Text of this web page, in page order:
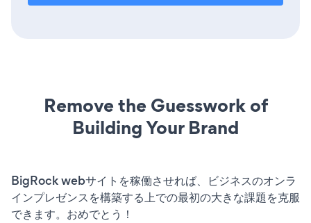
Remove the Guesswork of
Building Your Brand
BigRock webサイトを稼働させれば、ビジネスのオンラ
インプレゼンスを構築する上での最初の大きな課題を克服
できます。おめでとう！